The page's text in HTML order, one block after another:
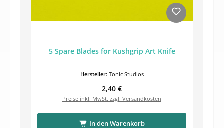
5 Spare Blades for Kushgrip Art Knife
Hersteller: Tonic Studios
Regulärer Preis:
2,40 €
Preise inkl. MwSt. zzgl. Versandkosten
In den Warenkorb